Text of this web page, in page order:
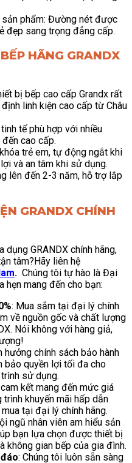
phẩm: Đường nét được
đẹp sang trọng đẳng cấp.
HÃNG GRANDX
bị bếp cao cấp Grandx rất
linh kiện cao cấp từ Châu
tế phù hợp với nhiều
cao cấp.
trẻ em, tự động ngắt khi
và an tâm khi sử dụng.
lên đến 2-3 năm, hỗ trợ lắp
GRANDX CHÍNH
GRANDX chính hãng,
tâm?Hãy liên hệ
. Chúng tôi tự hào là Đại
hẹn mang đến cho bạn:
: Mua sắm tại đại lý chính
về nguồn gốc và chất lượng
Nói không với hàng giả,
hưởng chính sách bảo hành
bảo quyền lợi tối đa cho
sử dụng.
kết mang đến mức giá
khuyến mãi hấp dẫn
tại đại lý chính hãng.
ngũ nhân viên am hiểu sản
bạn lựa chọn được thiết bị
không gian bếp của gia đình.
: Chúng tôi luôn sẵn sàng